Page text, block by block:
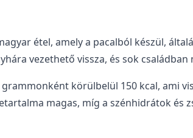
étel, amely a pacalból készül,
vezethető vissza, és sok családban
körülbelül 150 kcal, ami
magas, míg a szénhidrátok és